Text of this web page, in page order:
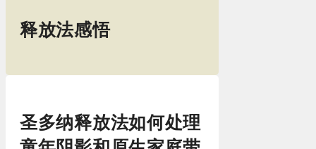
释放法感悟
圣多纳释放法如何处理